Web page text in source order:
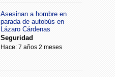
Asesinan a hombre en
parada de autobús en
Lázaro Cárdenas
Seguridad
Hace: 7 años 2 meses